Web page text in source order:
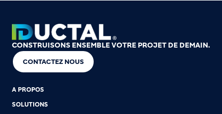
CONSTRUISONS ENSEMBLE VOTRE PROJET DE DEMAIN.
CONTACTEZ NOUS
A PROPOS
SOLUTIONS